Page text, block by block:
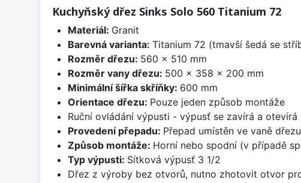
Kuchyňský dřez Sinks Solo 560 Titanium 72
Materiál: Granit
Barevná varianta: Titanium 72 (tmavší šedá se
Rozměr dřezu: 560 x 510 mm
Rozměr vany dřezu: 500 x 358 x 200 mm
Minimální šířka skříňky: 600 mm
Orientace dřezu: Pouze jeden způsob montáže
Ruční ovládání výpusti - výpusť se zavírá a otevírá
Provedení přepadu: Přepad umístěn ve vaně dřezu
Způsob montáže: Horní nebo spodní (v případě
Typ výpusti: Sítková výpusť 3 1/2
Dřez z výroby bez otvorů, nutno zhotovit otvor